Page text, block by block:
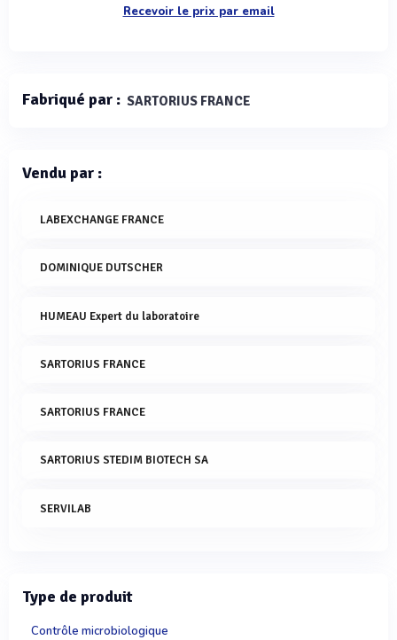
Recevoir le prix par email
Fabriqué par : SARTORIUS FRANCE
Vendu par :
LABEXCHANGE FRANCE
DOMINIQUE DUTSCHER
HUMEAU Expert du laboratoire
SARTORIUS FRANCE
SARTORIUS FRANCE
SARTORIUS STEDIM BIOTECH SA
SERVILAB
Type de produit
Contrôle microbiologique